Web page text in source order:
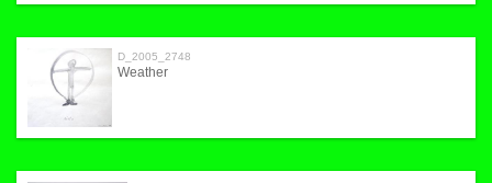
D_2005_2748
Weather